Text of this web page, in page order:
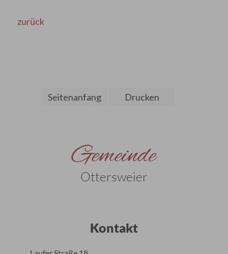
zurück
Seitenanfang Drucken
Gemeinde
Ottersweier
Kontakt